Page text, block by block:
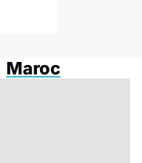
Maroc